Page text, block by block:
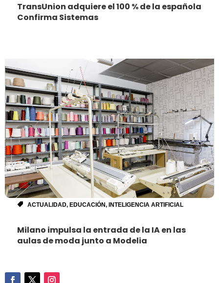
TransUnion adquiere el 100 % de la española
Confirma Sistemas
ACTUALIDAD, EDUCACIÓN, INTELIGENCIA ARTIFICIAL
Milano impulsa la entrada de la IA en las
aulas de moda junto a Modelia